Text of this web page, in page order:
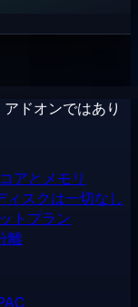
ドオンではあり
アとメモリ
ィスクは一切なし
トプラン
離